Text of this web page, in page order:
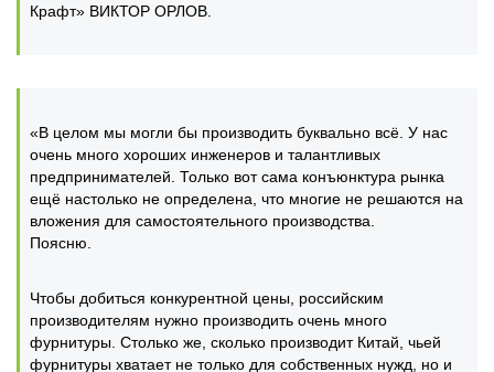
Крафт» ВИКТОР ОРЛОВ.
«В целом мы могли бы производить буквально всё. У нас
очень много хороших инженеров и талантливых
предпринимателей. Только вот сама конъюнктура рынка
ещё настолько не определена, что многие не решаются на
вложения для самостоятельного производства.
Поясню.
Чтобы добиться конкурентной цены, российским
производителям нужно производить очень много
фурнитуры. Столько же, сколько производит Китай, чьей
фурнитуры хватает не только для собственных нужд, но и